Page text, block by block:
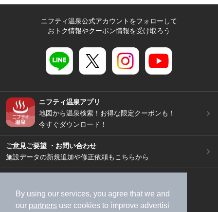
By using our services, you agree that we and
our partners use cookies to improve advertisi
ニフティ温泉公式アカウントをフォローして
おトク情報やクーポン情報を受け取ろう
ニフティ温泉アプリ
地図から温泉検索！お得な限定クーポンも！
今すぐダウンロード！
ご意見ご要望 ・お問い合わせ
施設データの新規追加や修正依頼もこちらから
加盟店募集（資料請求）
広告出稿のご案内
利用規約
ライフスタイルMEMBERS+規約